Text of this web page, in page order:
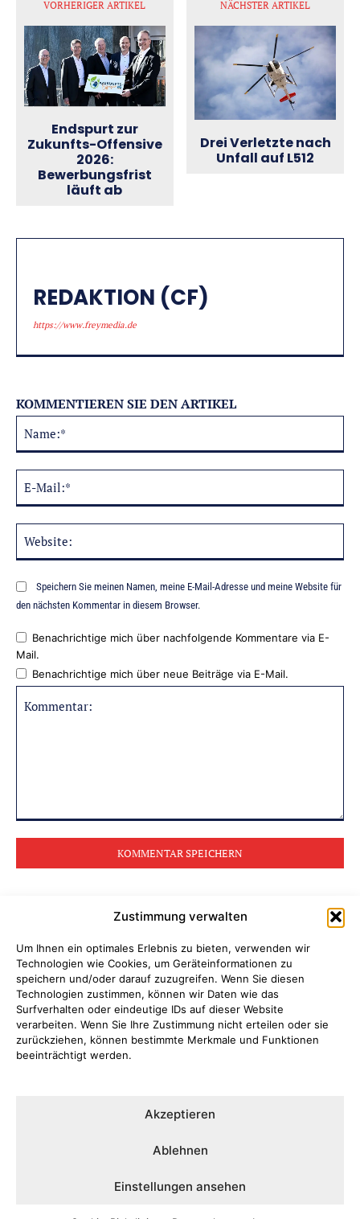
Zustimmung verwalten
Um Ihnen ein optimales Erlebnis zu bieten, verwenden wir
Technologien wie Cookies, um Geräteinformationen zu
speichern und/oder darauf zuzugreifen. Wenn Sie diesen
Technologien zustimmen, können wir Daten wie das
Surfverhalten oder eindeutige IDs auf dieser Website
verarbeiten. Wenn Sie Ihre Zustimmung nicht erteilen oder sie
zurückziehen, können bestimmte Merkmale und Funktionen
beeinträchtigt werden.
Akzeptieren
Ablehnen
Einstellungen ansehen
VORHERIGER ARTIKEL
Endspurt zur
Zukunfts-Offensive
2026:
Bewerbungsfrist
läuft ab
NÄCHSTER ARTIKEL
Drei Verletzte nach
Unfall auf L512
REDAKTION (CF)
https://www.freymedia.de
KOMMENTIEREN SIE DEN ARTIKEL
Speichern Sie meinen Namen, meine E-Mail-Adresse und meine Website für
den nächsten Kommentar in diesem Browser.
Benachrichtige mich über nachfolgende Kommentare via E-
Mail.
Benachrichtige mich über neue Beiträge via E-Mail.
Pedelec mit Fußgängerin kollidiert
Motorradfahrer stürzt auf Hang
8 Verletzte bei Explosion in einem
Wohnhaus in Kirchhundem
Zwei Jugendliche stürzen mit
13-Jähriger stürzt mit Pedelec